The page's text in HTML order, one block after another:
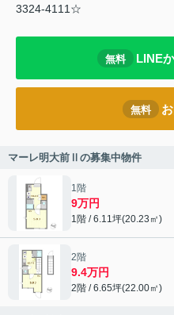
3324-4111☆
無料 LINE
無料
マーレ明大前Ⅱの募集中物件
1階
9万円
1階 / 6.11坪(20.23㎡)
2階
9.4万円
2階 / 6.65坪(22.00㎡)